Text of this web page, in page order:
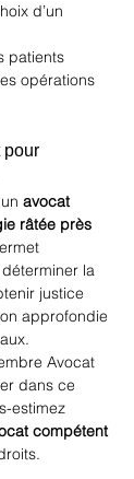
d’un
patients
opérations
pour
avocat
râtée près
la
justice
approfondie
Avocat
dans ce
estimez
compétent